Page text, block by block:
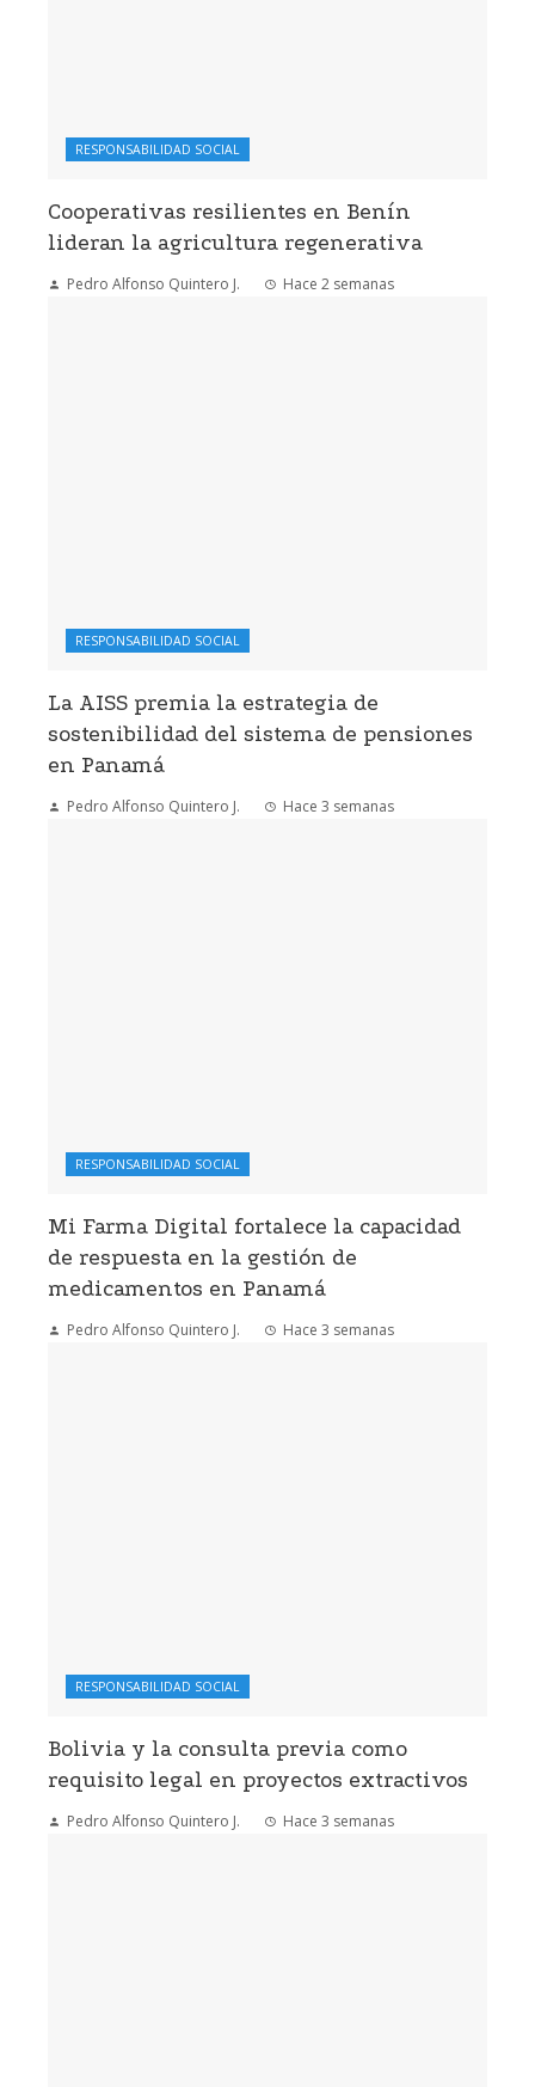
RESPONSABILIDAD SOCIAL
Cooperativas resilientes en Benín
lideran la agricultura regenerativa
Pedro Alfonso Quintero J. Hace 2 semanas
RESPONSABILIDAD SOCIAL
La AISS premia la estrategia de
sostenibilidad del sistema de pensiones
en Panamá
Pedro Alfonso Quintero J. Hace 3 semanas
RESPONSABILIDAD SOCIAL
Mi Farma Digital fortalece la capacidad
de respuesta en la gestión de
medicamentos en Panamá
Pedro Alfonso Quintero J. Hace 3 semanas
RESPONSABILIDAD SOCIAL
Bolivia y la consulta previa como
requisito legal en proyectos extractivos
Pedro Alfonso Quintero J. Hace 3 semanas